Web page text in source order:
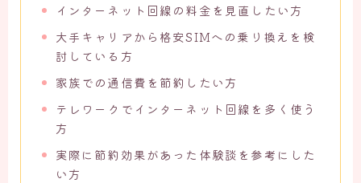
インターネット回線の料金を見直したい方
大手キャリアから格安SIMへの乗り換えを検
討している方
家族での通信費を節約したい方
テレワークでインターネット回線を多く使う
方
実際に節約効果があった体験談を参考にした
い方